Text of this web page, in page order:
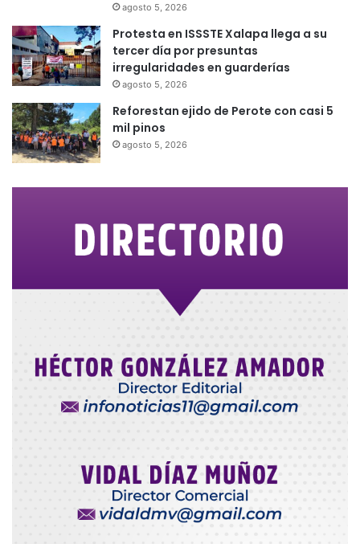
agosto 5, 2026
Protesta en ISSSTE Xalapa llega a su
tercer día por presuntas
irregularidades en guarderías
agosto 5, 2026
Reforestan ejido de Perote con casi 5
mil pinos
agosto 5, 2026